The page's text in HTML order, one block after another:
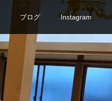
ブログ Instagram